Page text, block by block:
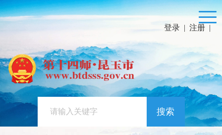
登录 | 注册 |
搜索